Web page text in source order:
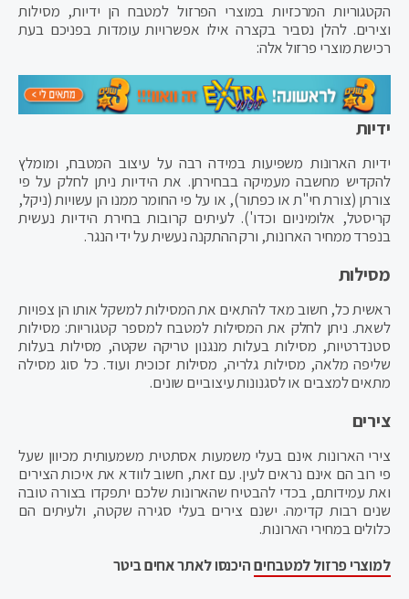
הקטגוריות המרכזיות במוצרי הפרזול למטבח הן ידיות, מסילות
וצירים. להלן נסביר בקצרה אילו אפשרויות עומדות בפניכם בעת
רכישת מוצרי פרזול אלה:
ידיות
ידיות הארונות משפיעות במידה רבה על עיצוב המטבח, ומומלץ
להקדיש מחשבה מעמיקה בבחירתן. את הידיות ניתן לחלק על פי
צורתן (צורת חי"ת או כפתור), או על פי החומר ממנו הן עשויות (ניקל,
קריסטל, אלומיניום וכדו'). לעיתים קרובות בחירת הידיות נעשית
בנפרד ממחיר הארונות, ורק ההתקנה נעשית על ידי הנגר.
מסילות
ראשית כל, חשוב מאד להתאים את המסילות למשקל אותו הן צפויות
לשאת. ניתן לחלק את המסילות למטבח למספר קטגוריות: מסילות
סטנדרטיות, מסילות בעלות מנגנון טריקה שקטה, מסילות בעלות
שליפה מלאה, מסילות גלריה, מסילות זכוכית ועוד. כל סוג מסילה
מתאים למצבים או לסגנונות עיצוביים שונים.
צירים
צירי הארונות אינם בעלי משמעות אסתטית משמעותית מכיוון שעל
פי רוב הם אינם נראים לעין. עם זאת, חשוב לוודא את איכות הצירים
ואת עמידותם, בכדי להבטיח שהארונות שלכם יתפקדו בצורה טובה
שנים רבות קדימה. ישנם צירים בעלי סגירה שקטה, ולעיתים הם
כלולים במחירי הארונות.
למוצרי פרזול למטבחיםהיכנסו לאתר אחים ביטר